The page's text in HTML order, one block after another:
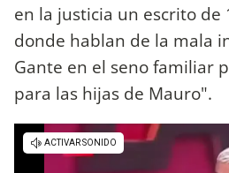
en la justicia un escrito de
donde hablan de la mala
Gante en el seno familiar
para las hijas de Mauro".